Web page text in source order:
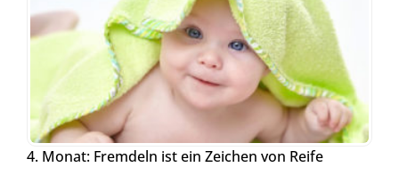
4. Monat: Fremdeln ist ein Zeichen von Reife